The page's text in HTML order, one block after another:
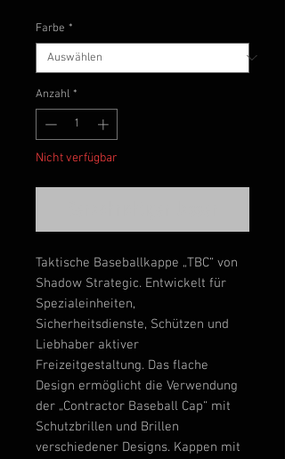
Farbe *
Anzahl *
Nicht verfügbar
Taktische Baseballkappe „TBC“ von
Shadow Strategic. Entwickelt für
Spezialeinheiten,
Sicherheitsdienste, Schützen und
Liebhaber aktiver
Freizeitgestaltung. Das flache
Design ermöglicht die Verwendung
der „Contractor Baseball Cap“ mit
Schutzbrillen und Brillen
verschiedener Designs. Kappen mit